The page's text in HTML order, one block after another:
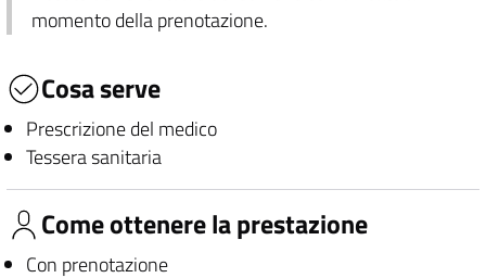
momento della prenotazione.
Cosa serve
Prescrizione del medico
Tessera sanitaria
Come ottenere la prestazione
Con prenotazione